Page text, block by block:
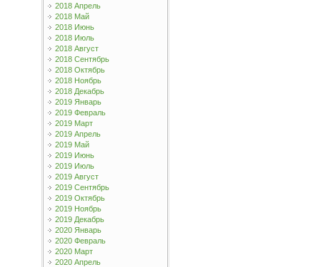
2018 Апрель
2018 Май
2018 Июнь
2018 Июль
2018 Август
2018 Сентябрь
2018 Октябрь
2018 Ноябрь
2018 Декабрь
2019 Январь
2019 Февраль
2019 Март
2019 Апрель
2019 Май
2019 Июнь
2019 Июль
2019 Август
2019 Сентябрь
2019 Октябрь
2019 Ноябрь
2019 Декабрь
2020 Январь
2020 Февраль
2020 Март
2020 Апрель